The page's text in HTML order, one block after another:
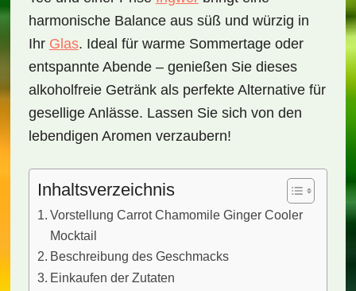
harmonische Balance aus süß und würzig in
Ihr Glas. Ideal für warme Sommertage oder
entspannte Abende – genießen Sie dieses
alkoholfreie Getränk als perfekte Alternative für
gesellige Anlässe. Lassen Sie sich von den
lebendigen Aromen verzaubern!
Inhaltsverzeichnis
Vorstellung Carrot Chamomile Ginger Cooler
Mocktail
Beschreibung des Geschmacks
Einkaufen der Zutaten